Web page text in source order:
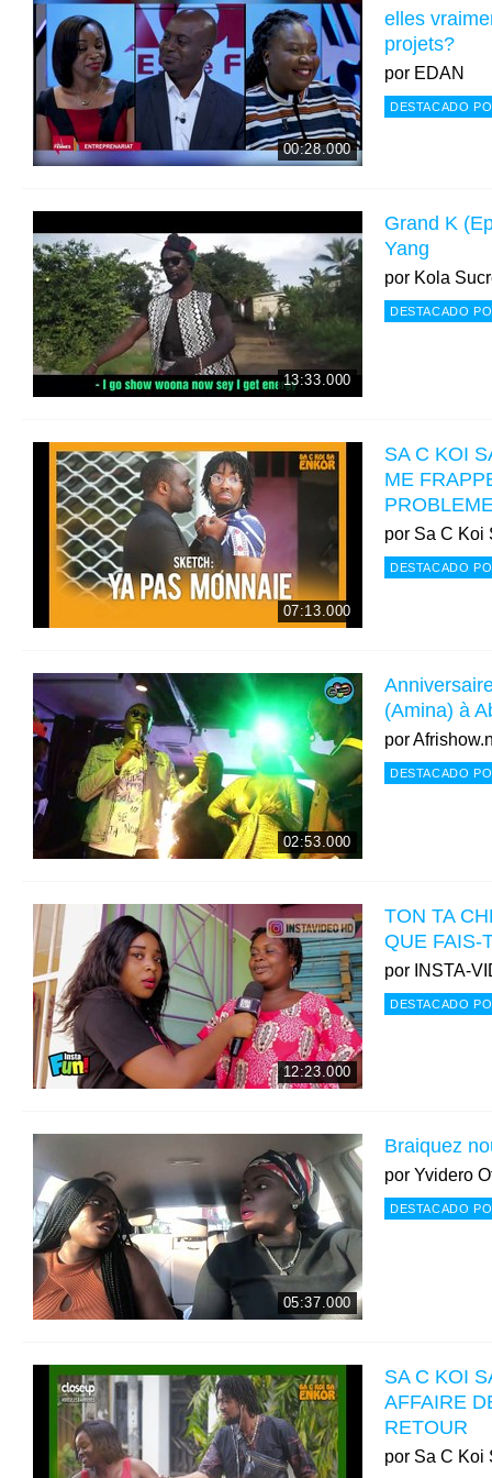
00:28.000
elles
projets?
por EDAN
DESTACADO
13:33.000
Grand K
Yang
por Kola
DESTACADO
07:13.000
SA C KOI
ME
por Sa C Koi
DESTACADO
02:53.000
(Amina) à
por
DESTACADO
12:23.000
TON TA
QUE FAIS-
por INSTA-
DESTACADO
05:37.000
Braiquez
por Yvidero
DESTACADO
SA C KOI
AFFAIRE
RETOUR
por Sa C Koi